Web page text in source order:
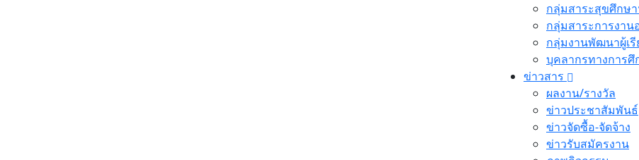
กลุ่มสาระสุขศึกษา
กลุ่มสาระการงาน
กลุ่มงานพัฒนาผู้เ
บุคลากรทางการศึ
ข่าวสาร
ผลงาน/รางวัล
ข่าวประชาสัมพันธ์
ข่าวจัดซื้อ-จัดจ้าง
ข่าวรับสมัครงาน